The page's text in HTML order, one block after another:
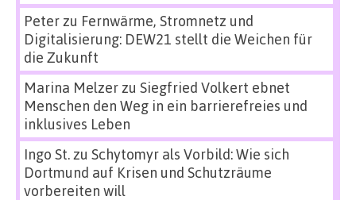
Peterzu Fernwärme, Stromnetz und
Digitalisierung: DEW21 stellt die Weichen für
die Zukunft
Marina Melzerzu Siegfried Volkert ebnet
Menschen den Weg in ein barrierefreies und
inklusives Leben
Ingo St.zu Schytomyr als Vorbild: Wie sich
Dortmund auf Krisen und Schutzräume
vorbereiten will